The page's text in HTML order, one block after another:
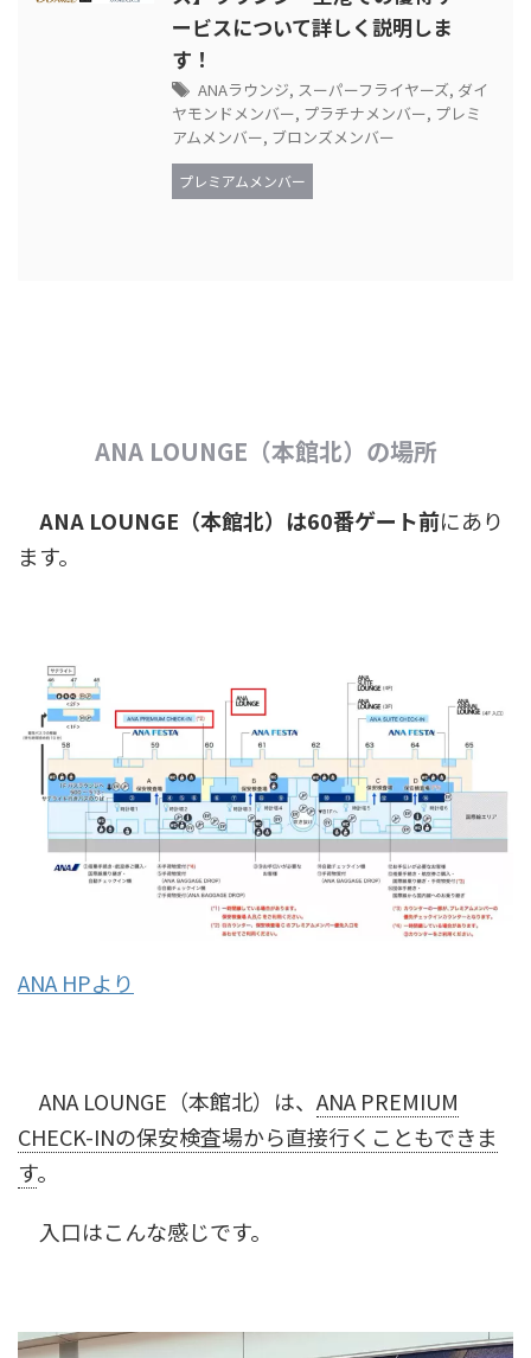
ービスについて詳しく説明しま
す！
ANAラウンジ, スーパーフライヤーズ, ダイ
ヤモンドメンバー, プラチナメンバー, プレミ
アムメンバー, ブロンズメンバー
プレミアムメンバー
ANA LOUNGE（本館北）の場所
ANA LOUNGE（本館北）は60番ゲート前にあり
ます。
ANA HPより
ANA LOUNGE（本館北）は、 ANA PREMIUM
CHECK-INの保安検査場から直接行くこともできま
す。
入口はこんな感じです。